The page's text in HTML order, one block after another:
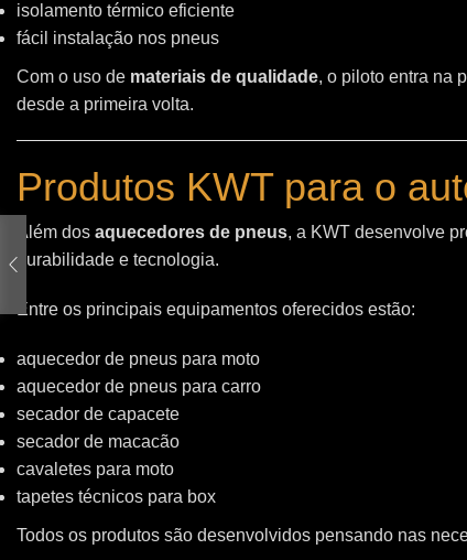
isolamento térmico eficiente
fácil instalação nos pneus
Com o uso de materiais de qualidade, o piloto entra na
desde a primeira volta.
Produtos KWT para o
Além dos aquecedores de pneus, a KWT desenvolve
durabilidade e tecnologia.
Entre os principais equipamentos oferecidos estão:
aquecedor de pneus para moto
aquecedor de pneus para carro
secador de capacete
secador de macacão
cavaletes para moto
tapetes técnicos para box
Todos os produtos são desenvolvidos pensando nas